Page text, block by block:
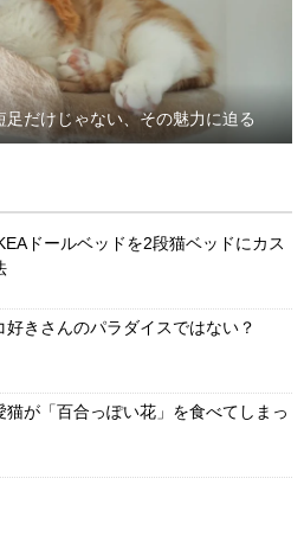
だけじゃない、その魅力に迫る
ドールベッドを2段猫ベッドにカス
きさんのパラダイスではない？
猫が「百合っぽい花」を食べてしまっ